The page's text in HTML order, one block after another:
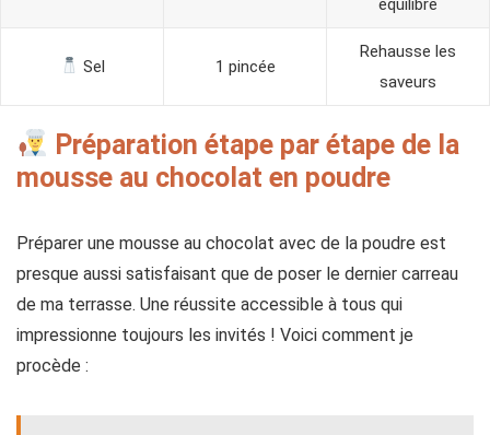
équilibre
Sel 1 pincée
Rehausse les
saveurs
Préparation étape par étape de la
mousse au chocolat en poudre
Préparer une mousse au chocolat avec de la poudre est
presque aussi satisfaisant que de poser le dernier carreau
de ma terrasse. Une réussite accessible à tous qui
impressionne toujours les invités ! Voici comment je
procède :